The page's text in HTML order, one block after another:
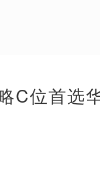
C位首选